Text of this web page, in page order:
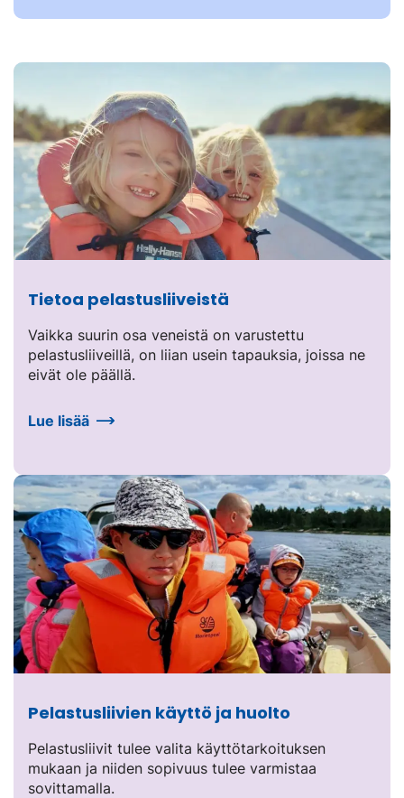
Tietoa pelastusliiveistä
Vaikka suurin osa veneistä on varustettu
pelastusliiveillä, on liian usein tapauksia, joissa ne
eivät ole päällä.
Lue lisää
Pelastusliivien käyttö ja huolto
Pelastusliivit tulee valita käyttötarkoituksen
mukaan ja niiden sopivuus tulee varmistaa
sovittamalla.